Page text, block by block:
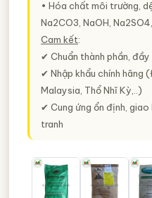
• Hóa chất môi trường,
Na2CO3, NaOH,
Cam kết:
✔ Chuẩn thành phần,
✔ Nhập khẩu chính hãng
Malaysia, Thổ Nhĩ Kỳ,..)
✔ Cung ứng ổn định,
tranh